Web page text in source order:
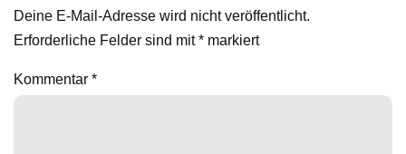
Deine E-Mail-Adresse wird nicht veröffentlicht.
Erforderliche Felder sind mit* markiert
Kommentar *